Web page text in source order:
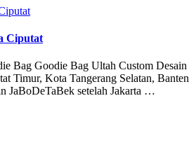
Ciputat
Bag Goodie Bag Ultah Custom
Timur, Kota Tangerang Selatan,
JaBoDeTaBek setelah Jakarta …